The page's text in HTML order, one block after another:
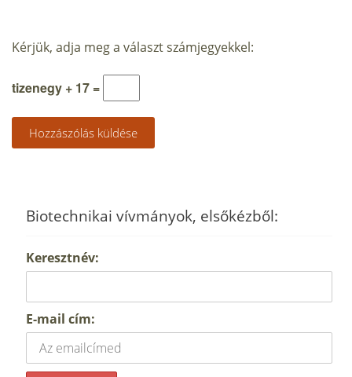
Kérjük, adja meg a választ számjegyekkel:
tizenegy + 17 =
Biotechnikai vívmányok, elsőkézből:
Keresztnév:
E-mail cím: